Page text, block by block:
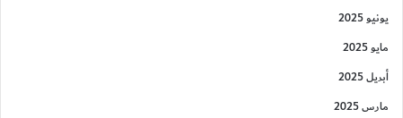
يونيو 2025
مايو 2025
أبريل 2025
مارس 2025